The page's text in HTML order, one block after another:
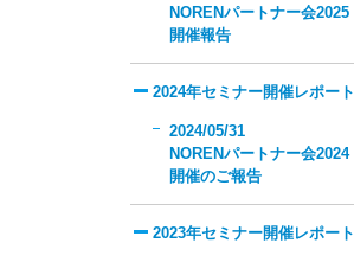
NORENパートナー会2025
開催報告
2024年セミナー開催レポート
2024/05/31
NORENパートナー会2024
開催のご報告
2023年セミナー開催レポート